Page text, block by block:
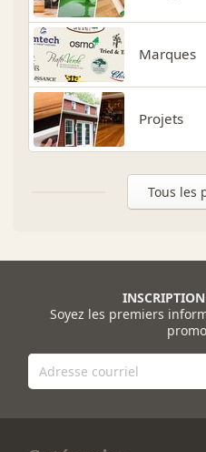
Marques
Projets
Tous les
Soyez les premiers